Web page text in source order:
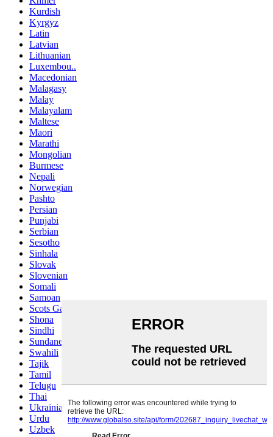
Kurdish
Kyrgyz
Latin
Latvian
Lithuanian
Luxembou..
Macedonian
Malagasy
Malay
Malayalam
Maltese
Maori
Marathi
Mongolian
Burmese
Nepali
Norwegian
Pashto
Persian
Punjabi
Serbian
Sesotho
Sinhala
Slovak
Slovenian
Somali
Samoan
Scots Gaelic
Shona
Sindhi
Sundanese
Swahili
Tajik
Tamil
Telugu
Thai
Ukrainian
Urdu
Uzbek